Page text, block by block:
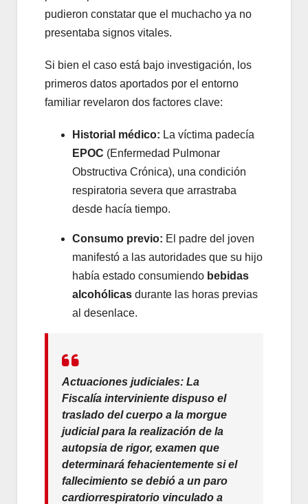
pudieron constatar que el muchacho ya no
presentaba signos vitales.
Si bien el caso está bajo investigación, los
primeros datos aportados por el entorno
familiar revelaron dos factores clave:
Historial médico: La víctima padecía
EPOC (Enfermedad Pulmonar
Obstructiva Crónica), una condición
respiratoria severa que arrastraba
desde hacía tiempo.
Consumo previo: El padre del joven
manifestó a las autoridades que su hijo
había estado consumiendo bebidas
alcohólicas durante las horas previas
al desenlace.
Actuaciones judiciales: La
Fiscalía interviniente dispuso el
traslado del cuerpo a la morgue
judicial para la realización de la
autopsia de rigor, examen que
determinará fehacientemente si el
fallecimiento se debió a un paro
cardiorrespiratorio vinculado a